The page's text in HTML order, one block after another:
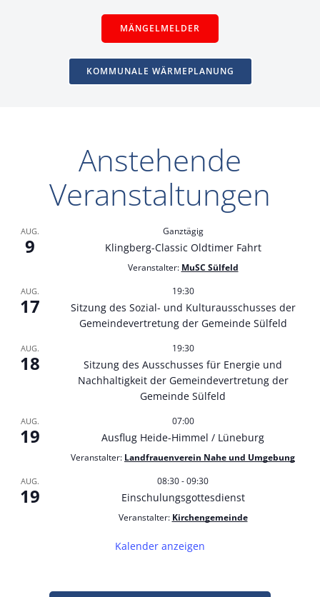
MÄNGELMELDER
KOMMUNALE WÄRMEPLANUNG
Anstehende
Veranstaltungen
AUG.
9
Ganztägig
Klingberg-Classic Oldtimer Fahrt
Veranstalter: MuSC Sülfeld
AUG.
17
19:30
Sitzung des Sozial- und Kulturausschusses der
Gemeindevertretung der Gemeinde Sülfeld
AUG.
18
19:30
Sitzung des Ausschusses für Energie und
Nachhaltigkeit der Gemeindevertretung der
Gemeinde Sülfeld
AUG.
19
07:00
Ausflug Heide-Himmel / Lüneburg
Veranstalter: Landfrauenverein Nahe und Umgebung
AUG.
19
08:30-09:30
Einschulungsgottesdienst
Veranstalter: Kirchengemeinde
Kalender anzeigen